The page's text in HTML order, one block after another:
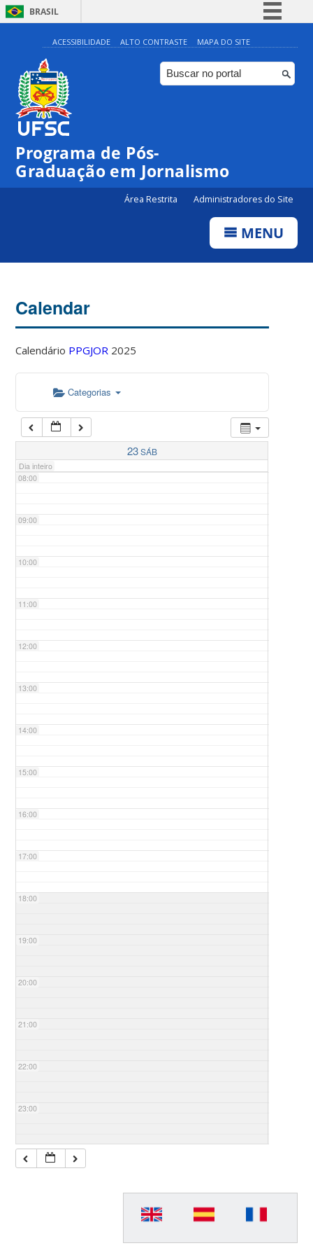
BRASIL
Simplifique!
Comunica BR
Participe
ACESSIBILIDADE ALTO CONTRASTE MAPA DO SITE
Programa de Pós-
Graduação em Jornalismo
Área Restrita Administradores do Site
MENU
Calendar
Calendário PPGJOR 2025
Categorias
23SÁB
Dia inteiro
04:00
05:00
07:00
08:00
09:00
10:00
11:00
12:00
13:00
14:00
15:00
16:00
17:00
18:00
19:00
20:00
21:00
22:00
23:00